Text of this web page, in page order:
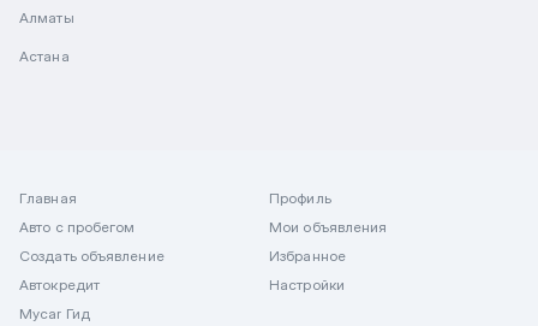
Алматы
Астана
Главная
Авто с пробегом
Создать объявление
Автокредит
Mycar Гид
Профиль
Мои объявления
Избранное
Настройки